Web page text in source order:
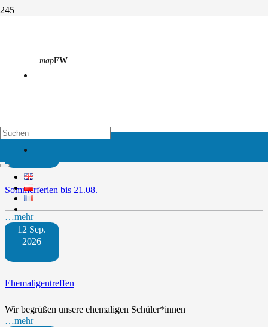
mapFW
Campusfest 30 Jahre OSZ
09 Juli
2026
Sommerferien bis 21.08.
…mehr
12 Sep.
2026
Ehemaligentreffen
Wir begrüßen unsere ehemaligen Schüler*innen
…mehr